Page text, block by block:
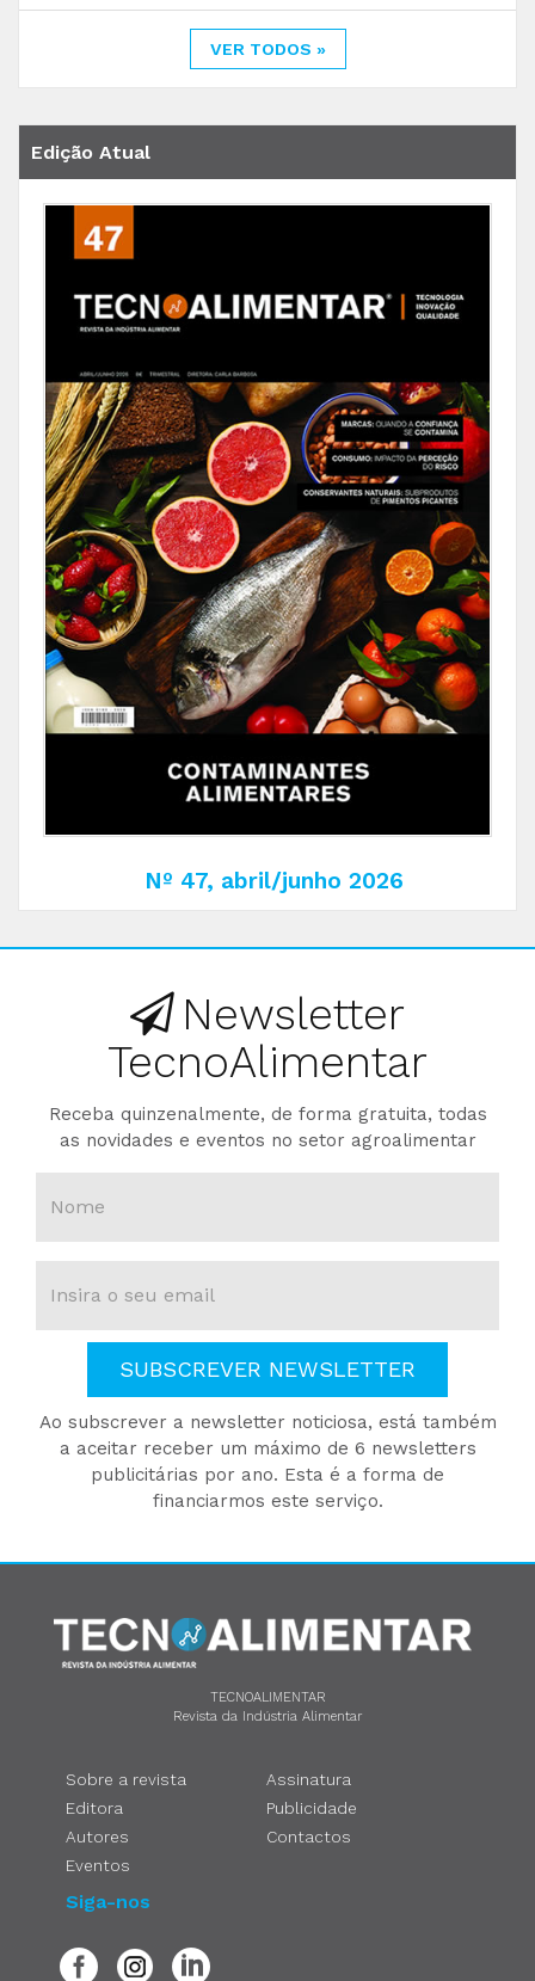
VER TODOS »
Edição Atual
Nº 47, abril/junho 2026
Newsletter
TecnoAlimentar
Receba quinzenalmente, de forma gratuita, todas
as novidades e eventos no setor agroalimentar
SUBSCREVER NEWSLETTER
Ao subscrever a newsletter noticiosa, está também
a aceitar receber um máximo de 6 newsletters
publicitárias por ano. Esta é a forma de
financiarmos este serviço.
TECNOALIMENTAR
Revista da Indústria Alimentar
Sobre a revista
Editora
Autores
Eventos
Assinatura
Publicidade
Contactos
Siga-nos